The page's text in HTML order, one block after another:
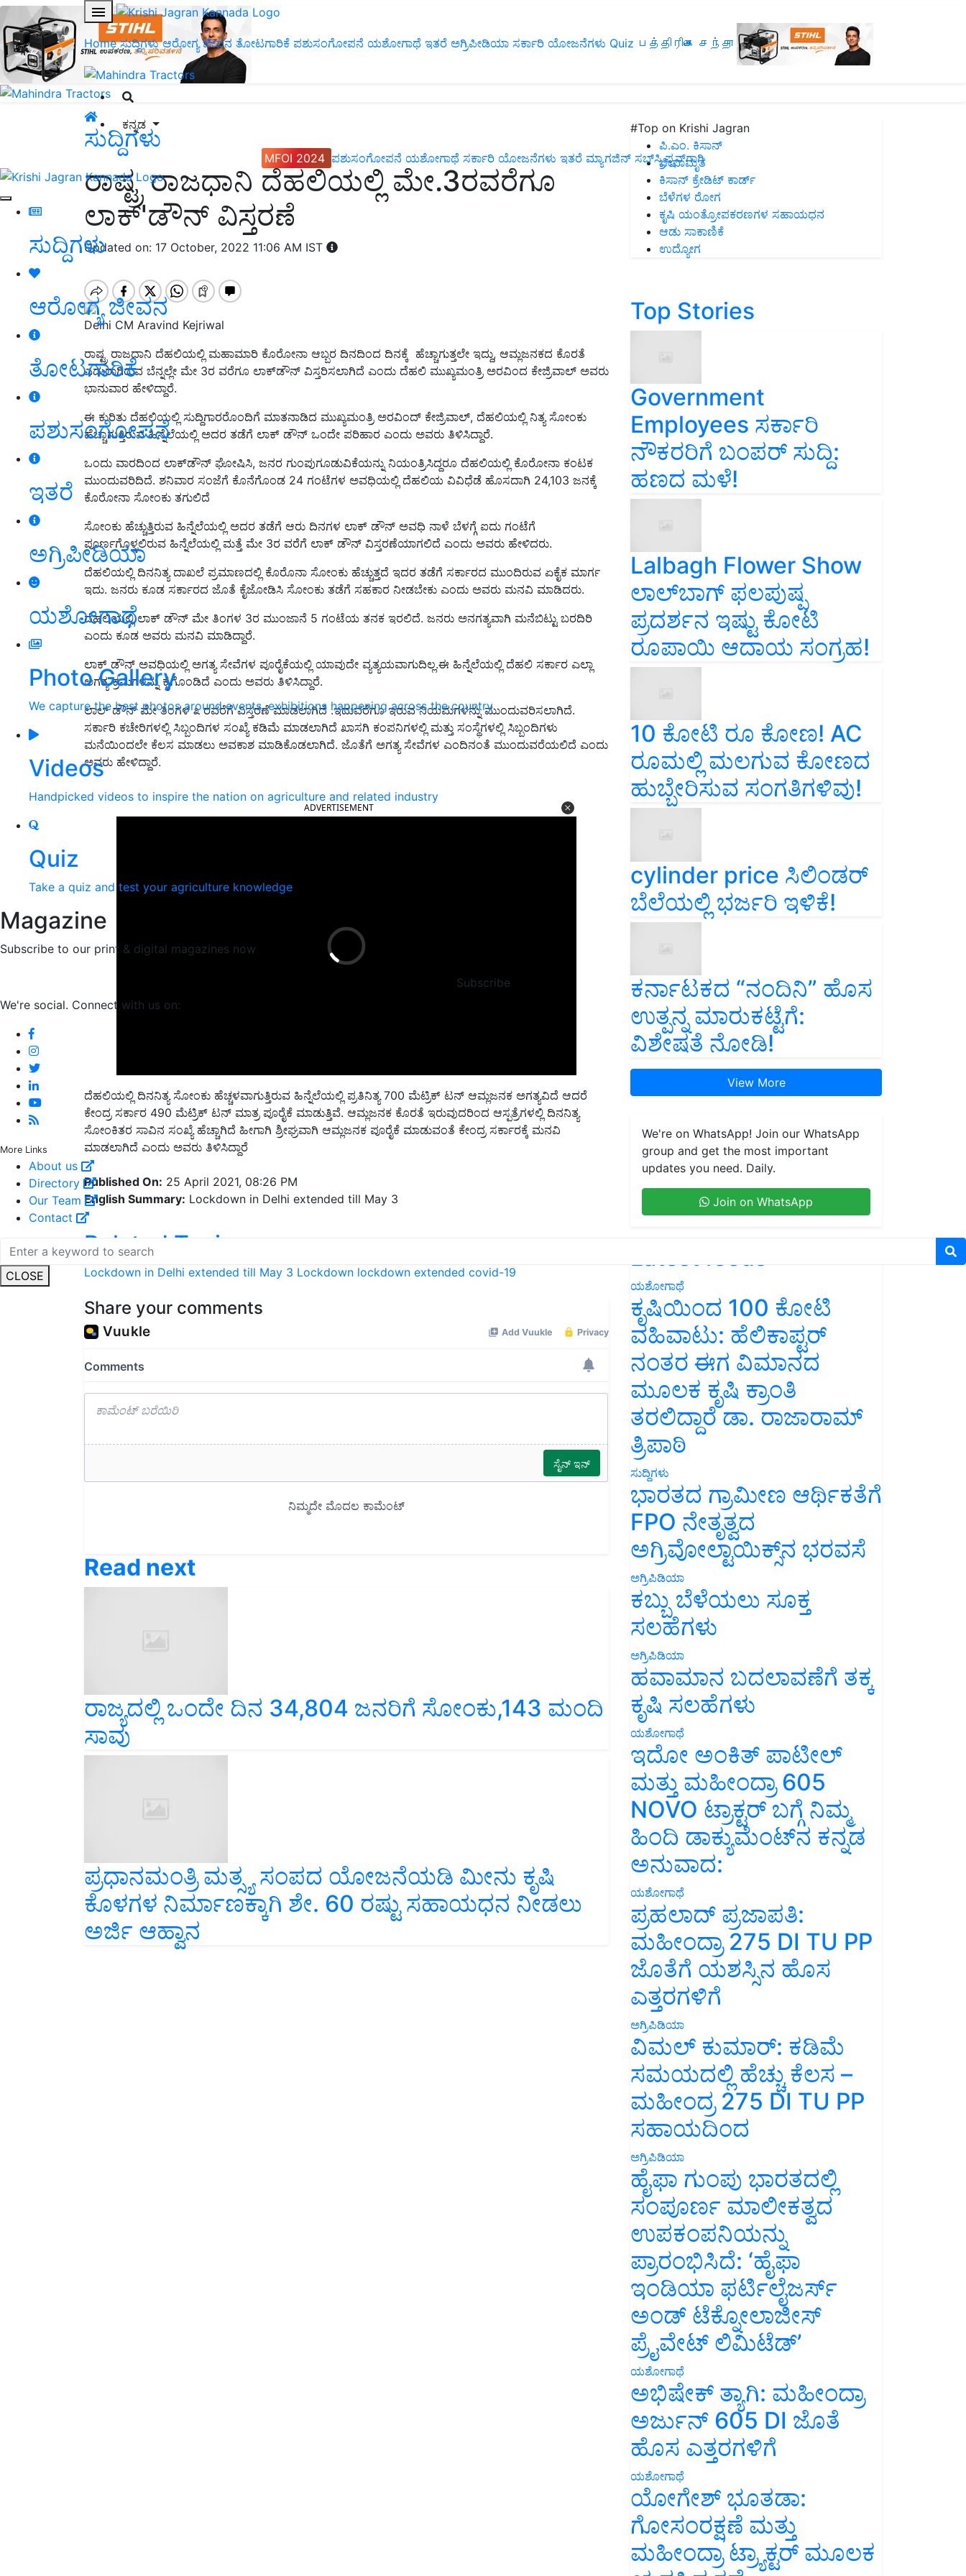
Home ಸುದ್ದಿಗಳು ಆರೋಗ್ಯ ಜೀವನ ತೋಟಗಾರಿಕೆ ಪಶುಸಂಗೋಪನೆ ಯಶೋಗಾಥೆ ಇತರೆ ಅಗ್ರಿಪೀಡಿಯಾ ಸರ್ಕಾರಿ ಯೋಜನೆಗಳು Quiz பத்திரிகை சந்தா
ಕನ್ನಡ
MFOI 2024 ಪಶುಸಂಗೋಪನೆ ಯಶೋಗಾಥೆ ಸರ್ಕಾರಿ ಯೋಜನೆಗಳು ಇತರೆ ಮ್ಯಾಗಜಿನ್‌ ಸಬ್‌ಸ್ಕ್ರಿಪ್ಷನ್‌ಗಾಗಿ
ಸುದ್ದಿಗಳು
ಆರೋಗ್ಯ ಜೀವನ
ತೋಟಗಾರಿಕೆ
ಪಶುಸಂಗೋಪನೆ
ಇತರೆ
ಅಗ್ರಿಪೀಡಿಯಾ
ಯಶೋಗಾಥೆ
Photo Gallery
We capture the best photos around events, exhibitions happening across the country
Videos
Handpicked videos to inspire the nation on agriculture and related industry
Quiz
Take a quiz and test your agriculture knowledge
Magazine
Subscribe to our print & digital magazines now
Subscribe
We're social. Connect with us on:
More Links
About us
Directory
Our Team
Contact
CLOSE
ಸುದ್ದಿಗಳು
ರಾಷ್ಟ್ರ ರಾಜಧಾನಿ ದೆಹಲಿಯಲ್ಲಿ ಮೇ.3ರವರೆಗೂ
ಲಾಕ್'ಡೌನ್ ವಿಸ್ತರಣೆ
Updated on: 17 October, 2022 11:06 AM IST
Delhi CM Aravind Kejriwal
ರಾಷ್ಟ್ರ ರಾಜಧಾನಿ ದೆಹಲಿಯಲ್ಲಿ ಮಹಾಮಾರಿ ಕೊರೋನಾ ಆಬ್ಬರ ದಿನದಿಂದ ದಿನಕ್ಕೆ ಹೆಚ್ಚಾಗುತ್ತಲೇ ಇದ್ದು, ಆಮ್ಲಜನಕದ ಕೊರತೆ
ಎದುರಾಗಿರುವ ಬೆನ್ನಲ್ಲೇ ಮೇ 3ರ ವರೆಗೂ ಲಾಕ್‌ಡೌನ್‌ ವಿಸ್ತರಿಸಲಾಗಿದೆ ಎಂದು ದೆಹಲಿ ಮುಖ್ಯಮಂತ್ರಿ ಅರವಿಂದ ಕೇಜ್ರಿವಾಲ್ ಅವರು
ಭಾನುವಾರ ಹೇಳಿದ್ದಾರೆ.
ಈ ಕುರಿತು ದೆಹಲಿಯಲ್ಲಿ ಸುದ್ದಿಗಾರರೊಂದಿಗೆ ಮಾತನಾಡಿದ ಮುಖ್ಯಮಂತ್ರಿ ಅರವಿಂದ್ ಕೇಜ್ರಿವಾಲ್, ದೆಹಲಿಯಲ್ಲಿ ನಿತ್ಯ ಸೋಂಕು
ಹೆಚ್ಚಾಗುತ್ತಿರುವ ಹಿನ್ನೆಲೆಯಲ್ಲಿ ಅದರ ತಡೆಗೆ ಲಾಕ್ ಡೌನ್ ಒಂದೇ ಪರಿಹಾರ ಎಂದು ಅವರು ತಿಳಿಸಿದ್ದಾರೆ.
ಒಂದು ವಾರದಿಂದ ಲಾಕ್‌ಡೌನ್‌ ಘೋಷಿಸಿ, ಜನರ ಗುಂಪುಗೂಡುವಿಕೆಯನ್ನು ನಿಯಂತ್ರಿಸಿದ್ದರೂ ದೆಹಲಿಯಲ್ಲಿ ಕೊರೋನಾ ಕಂಟಕ
ಮುಂದುವರಿದಿದೆ. ಶನಿವಾರ ಸಂಜೆಗೆ ಕೊನೆಗೊಂಡ 24 ಗಂಟೆಗಳ ಅವಧಿಯಲ್ಲಿ ದೆಹಲಿಯ ವಿವಿಧೆಡೆ ಹೊಸದಾಗಿ 24,103 ಜನಕ್ಕೆ
ಕೊರೋನಾ ಸೋಂಕು ತಗುಲಿದೆ
ಸೋಂಕು ಹೆಚ್ಚುತ್ತಿರುವ ಹಿನ್ನೆಲೆಯಲ್ಲಿ ಅದರ ತಡೆಗೆ ಆರು ದಿನಗಳ ಲಾಕ್ ಡೌನ್ ಅವಧಿ ನಾಳೆ ಬೆಳಗ್ಗೆ ಐದು ಗಂಟೆಗೆ
ಪೂರ್ಣಗೊಳ್ಳಲಿರುವ ಹಿನ್ನೆಲೆಯಲ್ಲಿ ಮತ್ತೆ ಮೇ 3ರ ವರೆಗೆ ಲಾಕ್ ಡೌನ್ ವಿಸ್ತರಣೆಯಾಗಲಿದೆ ಎಂದು ಅವರು ಹೇಳಿದರು.
ದೆಹಲಿಯಲ್ಲಿ ದಿನನಿತ್ಯ ದಾಖಲೆ ಪ್ರಮಾಣದಲ್ಲಿ ಕೊರೊನಾ ಸೋಂಕು ಹೆಚ್ಚುತ್ತದೆ ಇದರ ತಡೆಗೆ ಸರ್ಕಾರದ ಮುಂದಿರುವ ಏಕೈಕ ಮಾರ್ಗ
ಇದು. ಜನರು ಕೂಡ ಸರ್ಕಾರದ ಜೊತೆ ಕೈಜೋಡಿಸಿ ಸೋಂಕು ತಡೆಗೆ ಸಹಕಾರ ನೀಡಬೇಕು ಎಂದು ಅವರು ಮನವಿ ಮಾಡಿದರು.
ದೆಹಲಿಯಲ್ಲಿ ಲಾಕ್ ಡೌನ್ ಮೇ ತಿಂಗಳ 3ರ ಮುಂಜಾನೆ 5 ಗಂಟೆಯ ತನಕ ಇರಲಿದೆ. ಜನರು ಅನಗತ್ಯವಾಗಿ ಮನೆಬಿಟ್ಟು ಬರದಿರಿ
ಎಂದು ಕೂಡ ಅವರು ಮನವಿ ಮಾಡಿದ್ದಾರೆ.
ಲಾಕ್ ಡೌನ್ ಅವಧಿಯಲ್ಲಿ ಅಗತ್ಯ ಸೇವೆಗಳ ಪೂರೈಕೆಯಲ್ಲಿ ಯಾವುದೇ ವ್ಯತ್ಯಯವಾಗುದಿಲ್ಲ.ಈ ಹಿನ್ನೆಲೆಯಲ್ಲಿ ದೆಹಲಿ ಸರ್ಕಾರ ಎಲ್ಲಾ
ಅಗತ್ಯ ಕ್ರಮಗಳನ್ನು ಕೈಗೊಂಡಿದೆ ಎಂದು ಅವರು ತಿಳಿಸಿದ್ದಾರೆ.
ಲಾಲ್ ಡೌನ್ ಮೇ ತಿಂಗಳ ೩ ರವರೆಗೆ ವಿಸ್ತರಣೆ ಮಾಡಲಾಗಿದೆ .ಇದುವರೆಗೂ ಇರುವ ನಿಯಮಗಳನ್ನು ಮುಂದುವರಿಸಲಾಗಿದೆ.
ಸರ್ಕಾರಿ ಕಚೇರಿಗಳಲ್ಲಿ ಸಿಬ್ಬಂದಿಗಳ ಸಂಖ್ಯೆ ಕಡಿಮೆ ಮಾಡಲಾಗಿದೆ ಖಾಸಗಿ ಕಂಪನಿಗಳಲ್ಲಿ ಮತ್ತು ಸಂಸ್ಥೆಗಳಲ್ಲಿ ಸಿಬ್ಬಂದಿಗಳು
ಮನೆಯಿಂದಲೇ ಕೆಲಸ ಮಾಡಲು ಅವಕಾಶ ಮಾಡಿಕೊಡಲಾಗಿದೆ. ಜೊತೆಗೆ ಅಗತ್ಯ ಸೇವೆಗಳ ಎಂದಿನಂತೆ ಮುಂದುವರೆಯಲಿದೆ ಎಂದು
ಅವರು ಹೇಳಿದ್ದಾರೆ.
ADVERTISEMENT
ದೆಹಲಿಯಲ್ಲಿ ದಿನನಿತ್ಯ ಸೋಂಕು ಹೆಚ್ಚಳವಾಗುತ್ತಿರುವ ಹಿನ್ನೆಲೆಯಲ್ಲಿ ಪ್ರತಿನಿತ್ಯ 700 ಮೆಟ್ರಿಕ್ ಟನ್ ಆಮ್ಲಜನಕ ಅಗತ್ಯವಿದೆ ಆದರೆ
ಕೇಂದ್ರ ಸರ್ಕಾರ 490 ಮೆಟ್ರಿಕ್ ಟನ್ ಮಾತ್ರ ಪೂರೈಕೆ ಮಾಡುತ್ತಿವೆ. ಆಮ್ಲಜನಕ ಕೊರತೆ ಇರುವುದರಿಂದ ಆಸ್ಪತ್ರೆಗಳಲ್ಲಿ ದಿನನಿತ್ಯ
ಸೋಂಕಿತರ ಸಾವಿನ ಸಂಖ್ಯೆ ಹೆಚ್ಚಾಗಿದೆ ಹೀಗಾಗಿ ಶ್ರೀಘ್ರವಾಗಿ ಆಮ್ಲಜನಕ ಪೂರೈಕೆ ಮಾಡುವಂತೆ ಕೇಂದ್ರ ಸರ್ಕಾರಕ್ಕೆ ಮನವಿ
ಮಾಡಲಾಗಿದೆ ಎಂದು ಅವರು ತಿಳಿಸಿದ್ದಾರೆ
Published On:
English Summary:Lockdown in Delhi extended till May 3
Related Topics
Lockdown in Delhi extended till May 3
ರಾಜ್ಯದಲ್ಲಿ ಒಂದೇ ದಿನ 34,804 ಜನರಿಗೆ ಸೋಂಕು,143 ಮಂದಿ
ಸಾವು
ಪ್ರಧಾನಮಂತ್ರಿ ಮತ್ಸ್ಯ ಸಂಪದ ಯೋಜನೆಯಡಿ ಮೀನು ಕೃಷಿ
ಕೊಳಗಳ ನಿರ್ಮಾಣಕ್ಕಾಗಿ ಶೇ. 60 ರಷ್ಟು ಸಹಾಯಧನ ನೀಡಲು
ಅರ್ಜಿ ಆಹ್ವಾನ
#Top on Krishi Jagran
ಪಿ.ಎಂ. ಕಿಸಾನ್
ಜೀವಾಮೃತ
ಕಿಸಾನ್ ಕ್ರೇಡಿಟ್ ಕಾರ್ಡ್
ಬೆಳೆಗಳ ರೋಗ
ಕೃಷಿ ಯಂತ್ರೋಪಕರಣಗಳ ಸಹಾಯಧನ
ಆಡು ಸಾಕಾಣಿಕೆ
ಉದ್ಯೋಗ
Top Stories
Government
Employees ಸರ್ಕಾರಿ
ನೌಕರರಿಗೆ ಬಂಪರ್‌ ಸುದ್ದಿ:
ಹಣದ ಮಳೆ!
Lalbagh Flower Show
ಲಾಲ್‌ಬಾಗ್ ಫಲಪುಷ್ಪ
ಪ್ರದರ್ಶನ ಇಷ್ಟು ಕೋಟಿ
ರೂಪಾಯಿ ಆದಾಯ ಸಂಗ್ರಹ!
10 ಕೋಟಿ ರೂ ಕೋಣ! AC
ರೂಮಲ್ಲಿ ಮಲಗುವ ಕೋಣದ
ಹುಬ್ಬೇರಿಸುವ ಸಂಗತಿಗಳಿವು!
cylinder price ಸಿಲಿಂಡರ್‌
ಬೆಲೆಯಲ್ಲಿ ಭರ್ಜರಿ ಇಳಿಕೆ!
ಕರ್ನಾಟಕದ “ನಂದಿನಿ” ಹೊಸ
ಉತ್ಪನ್ನ ಮಾರುಕಟ್ಟೆಗೆ:
ವಿಶೇಷತೆ ನೋಡಿ!
View More
We're on WhatsApp! Join our WhatsApp
group and get the most important
updates you need. Daily.
Join on WhatsApp
Latest feeds
ಯಶೋಗಾಥೆ
ಕೃಷಿಯಿಂದ 100 ಕೋಟಿ
ವಹಿವಾಟು: ಹೆಲಿಕಾಪ್ಟರ್
ನಂತರ ಈಗ ವಿಮಾನದ
ಮೂಲಕ ಕೃಷಿ ಕ್ರಾಂತಿ
ತರಲಿದ್ದಾರೆ ಡಾ. ರಾಜಾರಾಮ್
ತ್ರಿಪಾಠಿ
ಸುದ್ದಿಗಳು
ಭಾರತದ ಗ್ರಾಮೀಣ ಆರ್ಥಿಕತೆಗೆ
FPO ನೇತೃತ್ವದ
ಅಗ್ರಿವೋಲ್ಟಾಯಿಕ್ಸ್‌ನ ಭರವಸೆ
ಅಗ್ರಿಪಿಡಿಯಾ
ಕಬ್ಬು ಬೆಳೆಯಲು ಸೂಕ್ತ
ಸಲಹೆಗಳು
ಅಗ್ರಿಪಿಡಿಯಾ
ಹವಾಮಾನ ಬದಲಾವಣೆಗೆ ತಕ್ಕ
ಕೃಷಿ ಸಲಹೆಗಳು
ಯಶೋಗಾಥೆ
ಇದೋ ಅಂಕಿತ್ ಪಾಟೀಲ್
ಮತ್ತು ಮಹೀಂದ್ರಾ 605
NOVO ಟ್ರಾಕ್ಟರ್ ಬಗ್ಗೆ ನಿಮ್ಮ
ಹಿಂದಿ ಡಾಕ್ಯುಮೆಂಟ್‌ನ ಕನ್ನಡ
ಅನುವಾದ:
ಯಶೋಗಾಥೆ
ಪ್ರಹಲಾದ್ ಪ್ರಜಾಪತಿ:
ಮಹೀಂದ್ರಾ 275 DI TU PP
ಜೊತೆಗೆ ಯಶಸ್ಸಿನ ಹೊಸ
ಎತ್ತರಗಳಿಗೆ
ಅಗ್ರಿಪಿಡಿಯಾ
ವಿಮಲ್ ಕುಮಾರ್: ಕಡಿಮೆ
ಸಮಯದಲ್ಲಿ ಹೆಚ್ಚು ಕೆಲಸ –
ಮಹೀಂದ್ರ 275 DI TU PP
ಸಹಾಯದಿಂದ
ಅಗ್ರಿಪಿಡಿಯಾ
ಹೈಫಾ ಗುಂಪು ಭಾರತದಲ್ಲಿ
ಸಂಪೂರ್ಣ ಮಾಲೀಕತ್ವದ
ಉಪಕಂಪನಿಯನ್ನು
ಪ್ರಾರಂಭಿಸಿದೆ: ‘ಹೈಫಾ
ಇಂಡಿಯಾ ಫರ್ಟಿಲೈಜರ್ಸ್
ಅಂಡ್ ಟೆಕ್ನೋಲಾಜೀಸ್
ಪ್ರೈವೇಟ್ ಲಿಮಿಟೆಡ್’
ಯಶೋಗಾಥೆ
ಅಭಿಷೇಕ್ ತ್ಯಾಗಿ: ಮಹೀಂದ್ರಾ
ಅರ್ಜುನ್ 605 DI ಜೊತೆ
ಹೊಸ ಎತ್ತರಗಳಿಗೆ
ಯಶೋಗಾಥೆ
ಯೋಗೇಶ್ ಭೂತಡಾ:
ಗೋಸಂರಕ್ಷಣೆ ಮತ್ತು
ಮಹೀಂದ್ರಾ ಟ್ರ್ಯಾಕ್ಟರ್ ಮೂಲಕ